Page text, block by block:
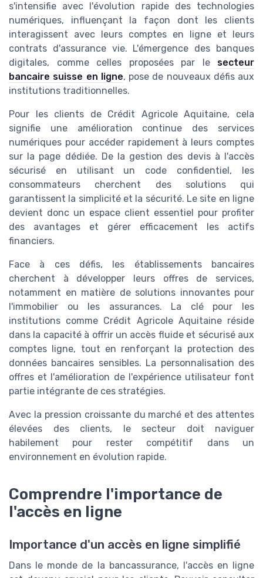
s'intensifie avec l'évolution rapide des technologies
numériques, influençant la façon dont les clients
interagissent avec leurs comptes en ligne et leurs
contrats d'assurance vie. L'émergence des banques
digitales, comme celles proposées par le secteur
bancaire suisse en ligne, pose de nouveaux défis aux
institutions traditionnelles.
Pour les clients de Crédit Agricole Aquitaine, cela
signifie une amélioration continue des services
numériques pour accéder rapidement à leurs comptes
sur la page dédiée. De la gestion des devis à l'accès
sécurisé en utilisant un code confidentiel, les
consommateurs cherchent des solutions qui
garantissent la simplicité et la sécurité. Le site en ligne
devient donc un espace client essentiel pour profiter
des avantages et gérer efficacement les actifs
financiers.
Face à ces défis, les établissements bancaires
cherchent à développer leurs offres de services,
notamment en matière de solutions innovantes pour
l'immobilier ou les assurances. La clé pour les
institutions comme Crédit Agricole Aquitaine réside
dans la capacité à offrir un accès fluide et sécurisé aux
comptes ligne, tout en renforçant la protection des
données bancaires sensibles. La personnalisation des
offres et l'amélioration de l'expérience utilisateur font
partie intégrante de ces stratégies.
Avec la pression croissante du marché et des attentes
élevées des clients, le secteur doit naviguer
habilement pour rester compétitif dans un
environnement en évolution rapide.
Comprendre l'importance de
l'accès en ligne
Importance d'un accès en ligne simplifié
Dans le monde de la bancassurance, l'accès en ligne